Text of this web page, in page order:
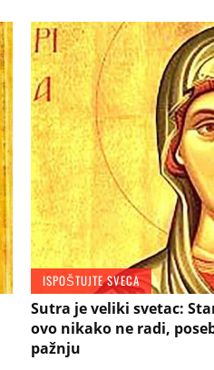
ISPOŠTUJTE SVECA
Sutra je veliki svetac:
ovo nikako ne radi,
pažnju